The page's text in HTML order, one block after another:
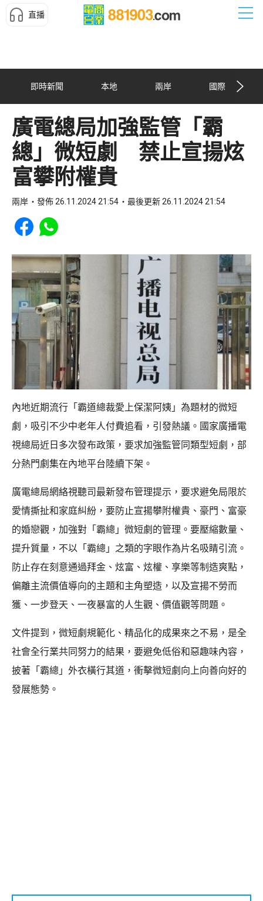
直播
即時新聞 本地 兩岸 國際
廣電總局加強監管「霸
總」微短劇 禁止宣揚炫
富攀附權貴
兩岸 發佈 26.11.2024 21:54 最後更新 26.11.2024 21:54
Share to Facebook
Share to WhatsApp
內地近期流行「霸道總裁愛上保潔阿姨」為題材的微短
劇，吸引不少中老年人付費追看，引發熱議。國家廣播電
視總局近日多次發布政策，要求加強監管同類型短劇，部
分熱門劇集在內地平台陸續下架。
廣電總局網絡視聽司最新發布管理提示，要求避免局限於
愛情撕扯和家庭糾紛，要防止宣揚攀附權貴、豪門、富豪
的婚戀觀，加強對「霸總」微短劇的管理。要壓縮數量、
提升質量，不以「霸總」之類的字眼作為片名吸睛引流。
防止存在刻意通過拜金、炫富、炫權、享樂等制造爽點，
偏離主流價值導向的主題和主角塑造，以及宣揚不勞而
獲、一步登天、一夜暴富的人生觀、價值觀等問題。
文件提到，微短劇規範化、精品化的成果來之不易，是全
社會全行業共同努力的結果，要避免低俗和惡趣味內容，
披著「霸總」外衣橫行其道，衝擊微短劇向上向善向好的
發展態勢。